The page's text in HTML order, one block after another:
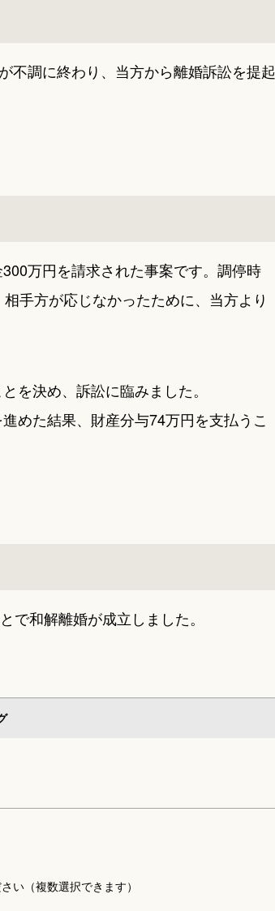
不調に終わり、当方から離婚訴訟を提起
万円を請求された事案です。調停時
手方が応じなかったために、当方より
を決め、訴訟に臨みました。
めた結果、財産分与74万円を支払うこ
和解離婚が成立しました。
い（複数選択できます）